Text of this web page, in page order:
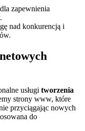
zapewnienia
nad konkurencją i
usługi tworzenia
strony www, które
przyciągając nowych
do